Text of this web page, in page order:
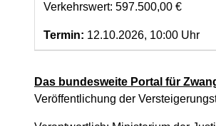
Verkehrswert: 597.500,00 €
Termin: 12.10.2026, 10:00 Uhr
Das bundesweite Portal für
Veröffentlichung der